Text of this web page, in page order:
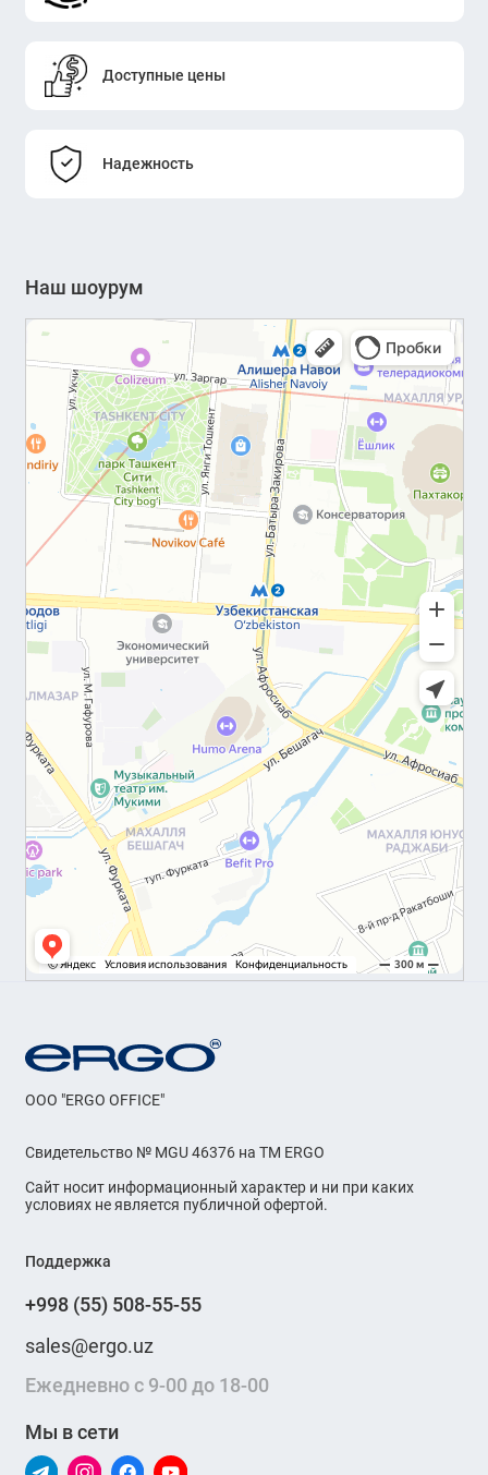
Доступные цены
Надежность
Наш шоурум
OOO "ERGO OFFICE"
Свидетельство № MGU 46376 на ТМ ERGO
Сайт носит информационный характер и ни при каких
условиях не является публичной офертой.
Поддержка
+998 (55) 508-55-55
sales@ergo.uz
Ежедневно с 9-00 до 18-00
Мы в сети